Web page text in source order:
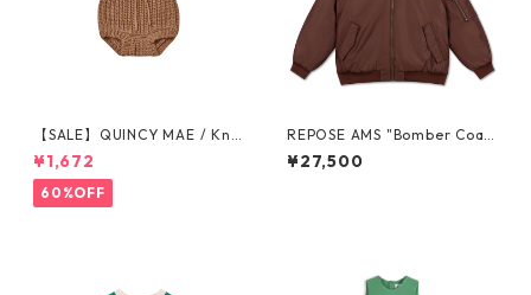
【SALE】QUINCY MAE / Knit
Tie Bloomer (12-18M/18-24
M/2-3Y)
¥1,672
60%OFF
REPOSE AMS "Bomber Coa
t" 10Y- 16Y
¥27,500